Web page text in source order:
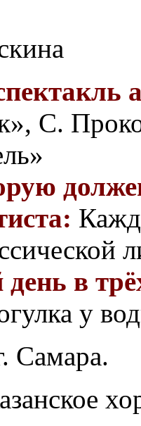
С.
в
у
Самара.